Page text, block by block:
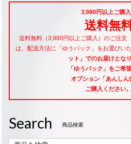
3,980円以上ご購入
送料無
送料無料（3,980円以上ご購入）のご注文
は、配送方法に「ゆうパック」をお選びい
ット」でのお届けとなり
「ゆうパック」をご希
オプション「あんしん
ご購入ください。
Search 商品検索